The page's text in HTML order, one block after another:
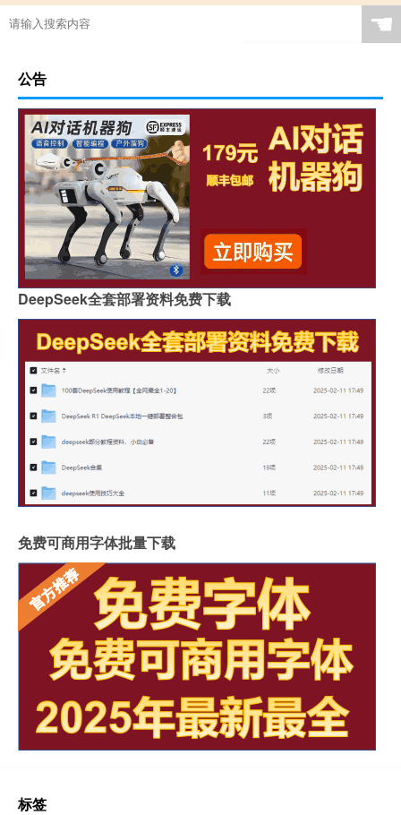
☚
公告
DeepSeek全套部署资料免费下载
免费可商用字体批量下载
标签